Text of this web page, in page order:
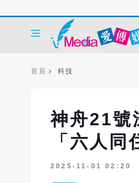
首頁 科技
神舟21
「六人同
2025-11-01 02:20